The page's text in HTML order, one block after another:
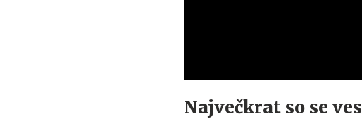
Največkrat so se